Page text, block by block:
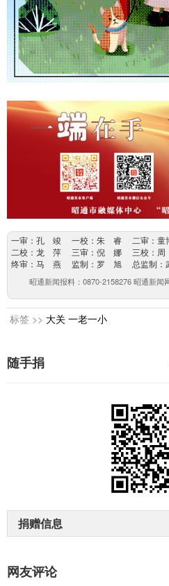
一审：孔 竣 一校：朱 睿 二审：童
二校：龙 萍 三审：倪 娜 三校：
终审：马 燕 监制：罗 旭 总监制：
昭通新闻报料：0870-2158276 昭通新闻
标签 >> 大关 一老一小
随手捐
捐赠信息
网友评论